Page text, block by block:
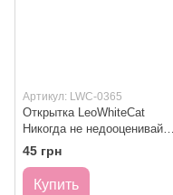
Артикул: LWC-0365
Открытка LeoWhiteCat
Никогда не недооценивай
10х15 см
45 грн
Купить